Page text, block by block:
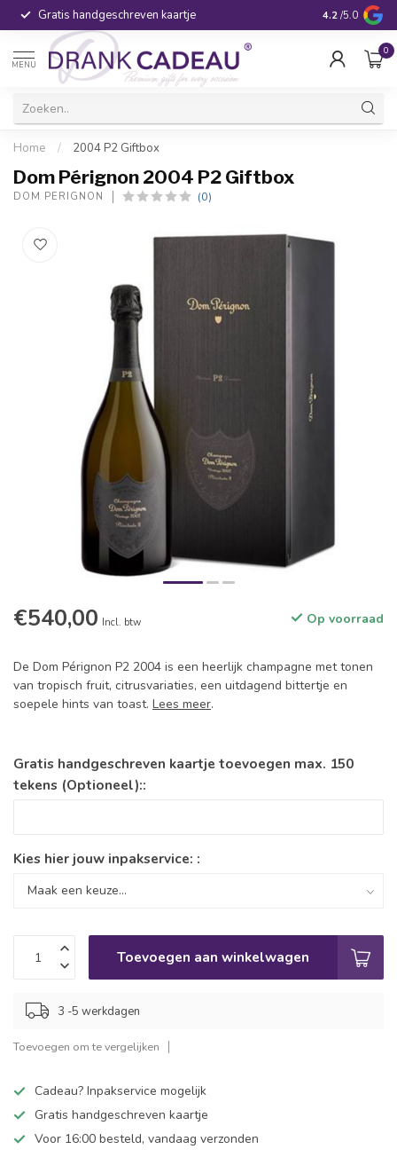
Gratis handgeschreven kaartje Voor 16:00
4.2 /5.0
MENU
0
Home / 2004 P2 Giftbox
Dom Pérignon 2004 P2 Giftbox
DOM PÉRIGNON (0)
€540,00 Incl. btw Op voorraad
De Dom Pérignon P2 2004 is een heerlijk champagne met tonen
van tropisch fruit, citrusvariaties, een uitdagend bittertje en
soepele hints van toast. Lees meer.
Gratis handgeschreven kaartje toevoegen max. 150
tekens (Optioneel)::
Kies hier jouw inpakservice: :
Toevoegen aan winkelwagen
3 -5 werkdagen
Toevoegen om te vergelijken
Cadeau? Inpakservice mogelijk
Gratis handgeschreven kaartje
Voor 16:00 besteld, vandaag verzonden